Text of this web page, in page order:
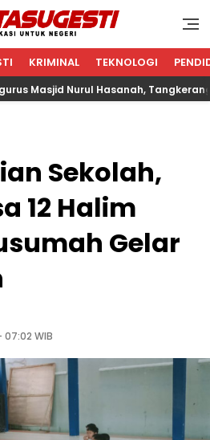
√ EDUKASI
Untuk Negeri
KRIMINAL TEKNOLOGI
Nurul Hasanah, Tangkerang
Sekolah,
12 Halim
Gelar
WIB